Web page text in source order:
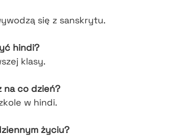
się z sanskrytu.
hindi?
klasy.
na co dzień?
w hindi.
życiu?